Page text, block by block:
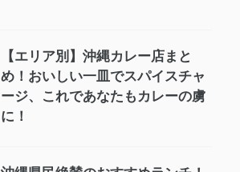
【エリア別】沖縄カレー店まと
め！おいしい一皿でスパイスチャ
ージ、これであなたもカレーの虜
に！